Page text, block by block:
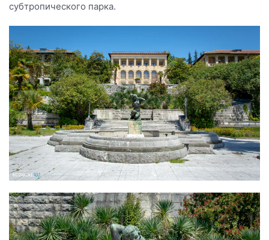
субтропического парка.